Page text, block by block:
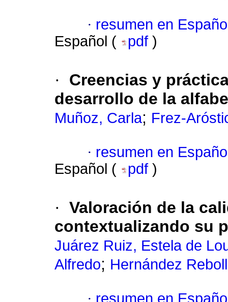
· resumen en
Español (
pdf )
·
Creencias y
desarrollo de la
Muñoz, Carla; Frez-
· resumen en
Español (
pdf )
· Valoración de la
contextualizando su
Juárez Ruiz, Estela de
Alfredo; Hernández
· resumen en